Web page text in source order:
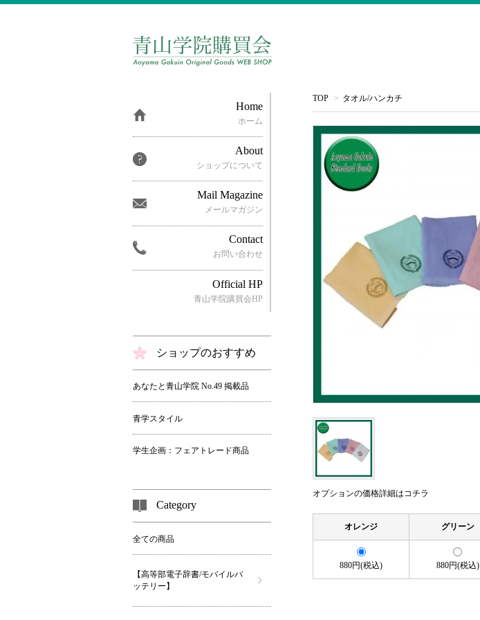
TOP > タオル/ハンカチ
オプションの価格詳細はコチラ
オレンジ グリーン
880円(税込) 880円(税込)
Home
ホーム
About
ショップについて
Mail Magazine
メールマガジン
Contact
お問い合わせ
Official HP
青山学院購買会HP
ショップのおすすめ
あなたと青山学院 No.49 掲載品
青学スタイル
学生企画：フェアトレード商品
Category
全ての商品
【高等部電子辞書/モバイルバ
ッテリー】